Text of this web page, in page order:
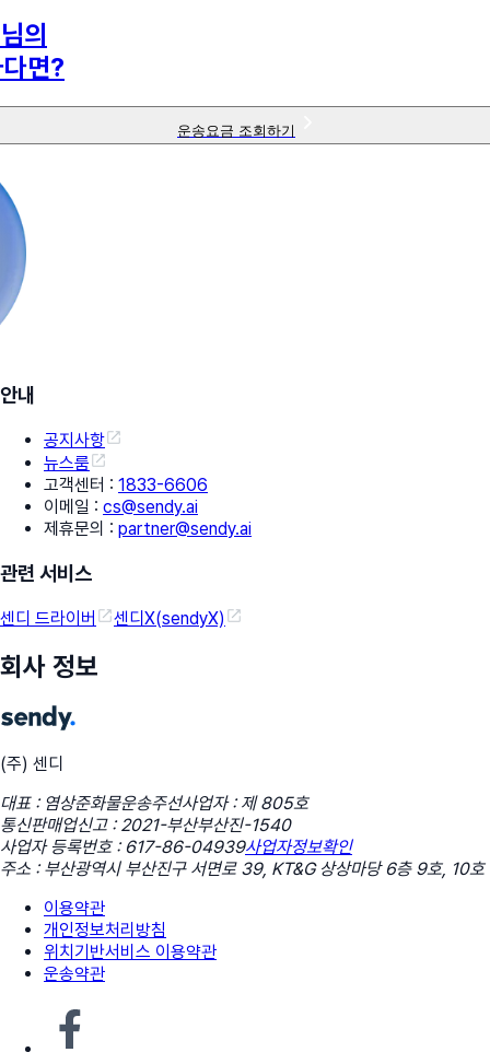
님의
면?
운송요금 조회하기
안내
공지사항
뉴스룸
고객센터 : 1833-6606
이메일 : cs@sendy.ai
제휴문의 : partner@sendy.ai
관련 서비스
센디 드라이버 센디X(sendyX)
회사 정보
(주) 센디
대표 : 염상준화물운송주선사업자 : 제 805호
통신판매업신고 : 2021-부산부산진-1540
사업자 등록번호 : 617-86-04939사업자정보확인
주소 : 부산광역시 부산진구 서면로 39, KT&G 상상마당 6층 9호, 10호
이용약관
개인정보처리방침
위치기반서비스 이용약관
운송약관